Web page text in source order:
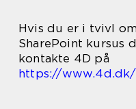
Hvis du er i tvivl
SharePoint kursus
kontakte 4D på
https://